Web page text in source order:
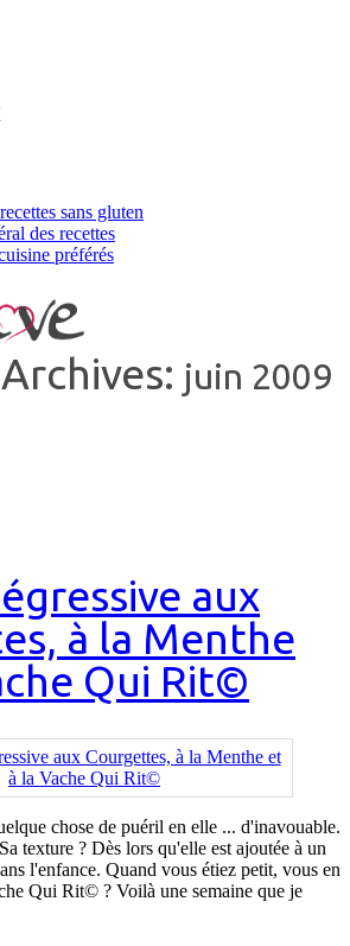
sans gluten
des recettes
préférés
juin 2009
aux
à la Menthe
Qui Rit©
chose de puéril en elle ... d'inavouable.
texture ? Dès lors qu'elle est ajoutée à un
l'enfance. Quand vous étiez petit, vous en
Qui Rit© ? Voilà une semaine que je